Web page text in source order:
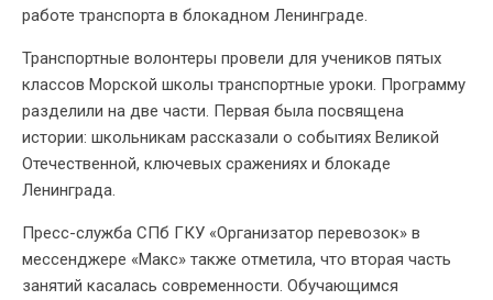
работе транспорта в блокадном Ленинграде.
Транспортные волонтеры провели для учеников пятых
классов Морской школы транспортные уроки. Программу
разделили на две части. Первая была посвящена
истории: школьникам рассказали о событиях Великой
Отечественной, ключевых сражениях и блокаде
Ленинграда.
Пресс-служба СПб ГКУ «Организатор перевозок» в
мессенджере «Макс» также отметила, что вторая часть
занятий касалась современности. Обучающимся